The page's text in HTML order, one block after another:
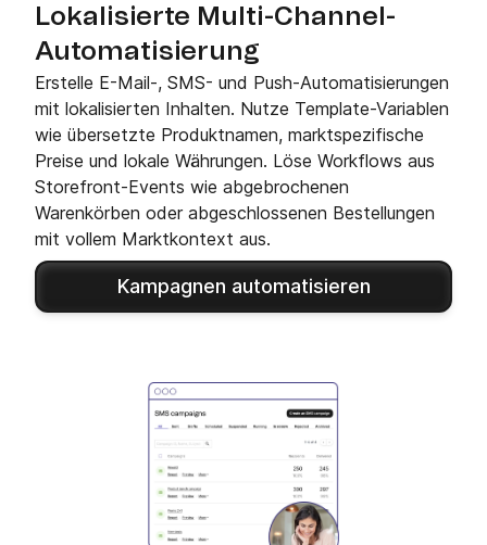
Lokalisierte Multi-Channel-
Automatisierung
Erstelle E-Mail-, SMS- und Push-Automatisierungen
mit lokalisierten Inhalten. Nutze Template-Variablen
wie übersetzte Produktnamen, marktspezifische
Preise und lokale Währungen. Löse Workflows aus
Storefront-Events wie abgebrochenen
Warenkörben oder abgeschlossenen Bestellungen
mit vollem Marktkontext aus.
Kampagnen automatisieren